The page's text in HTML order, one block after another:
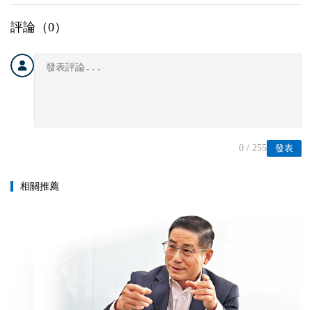
評論（0）
發表
0 / 255
相關推薦